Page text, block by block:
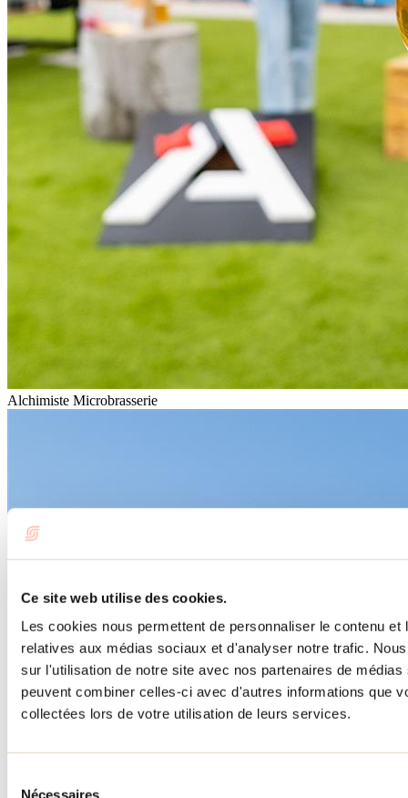
Ce site web utilise des cookies.
Les cookies nous permettent de personnaliser le contenu
relatives aux médias sociaux et d'analyser notre trafic.
sur l'utilisation de notre site avec nos partenaires de
peuvent combiner celles-ci avec d'autres informations que
collectées lors de votre utilisation de leurs services.
Nécessaires
Alchimiste Microbrasserie